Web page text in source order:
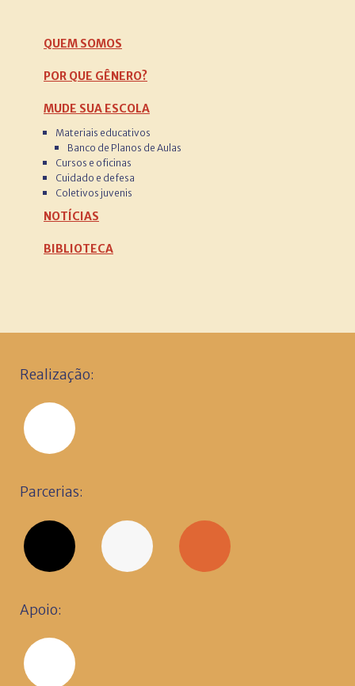
QUEM SOMOS
POR QUE GÊNERO?
MUDE SUA ESCOLA
Materiais educativos
Banco de Planos de Aulas
Cursos e oficinas
Cuidado e defesa
Coletivos juvenis
NOTÍCIAS
BIBLIOTECA
Realização:
Parcerias:
Apoio: